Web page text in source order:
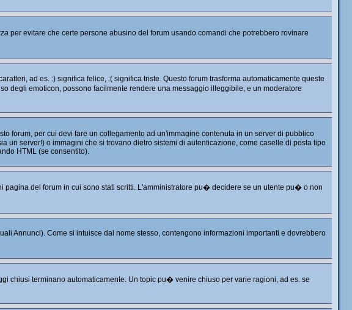
per evitare che certe persone abusino del forum usando comandi che potrebbero rovinare
ad es. :) significa felice, :( significa triste. Questo forum trasforma automaticamente queste
degli emoticon, possono facilmente rendere una messaggio illeggibile, e un moderatore
forum, per cui devi fare un collegamento ad un'immagine contenuta in un server di pubblico
un server!) o immagini che si trovano dietro sistemi di autenticazione, come caselle di posta tipo
HTML (se consentito).
del forum in cui sono stati scritti. L'amministratore pu� decidere se un utente pu� o non
Annunci). Come si intuisce dal nome stesso, contengono informazioni importanti e dovrebbero
chiusi terminano automaticamente. Un topic pu� venire chiuso per varie ragioni, ad es. se